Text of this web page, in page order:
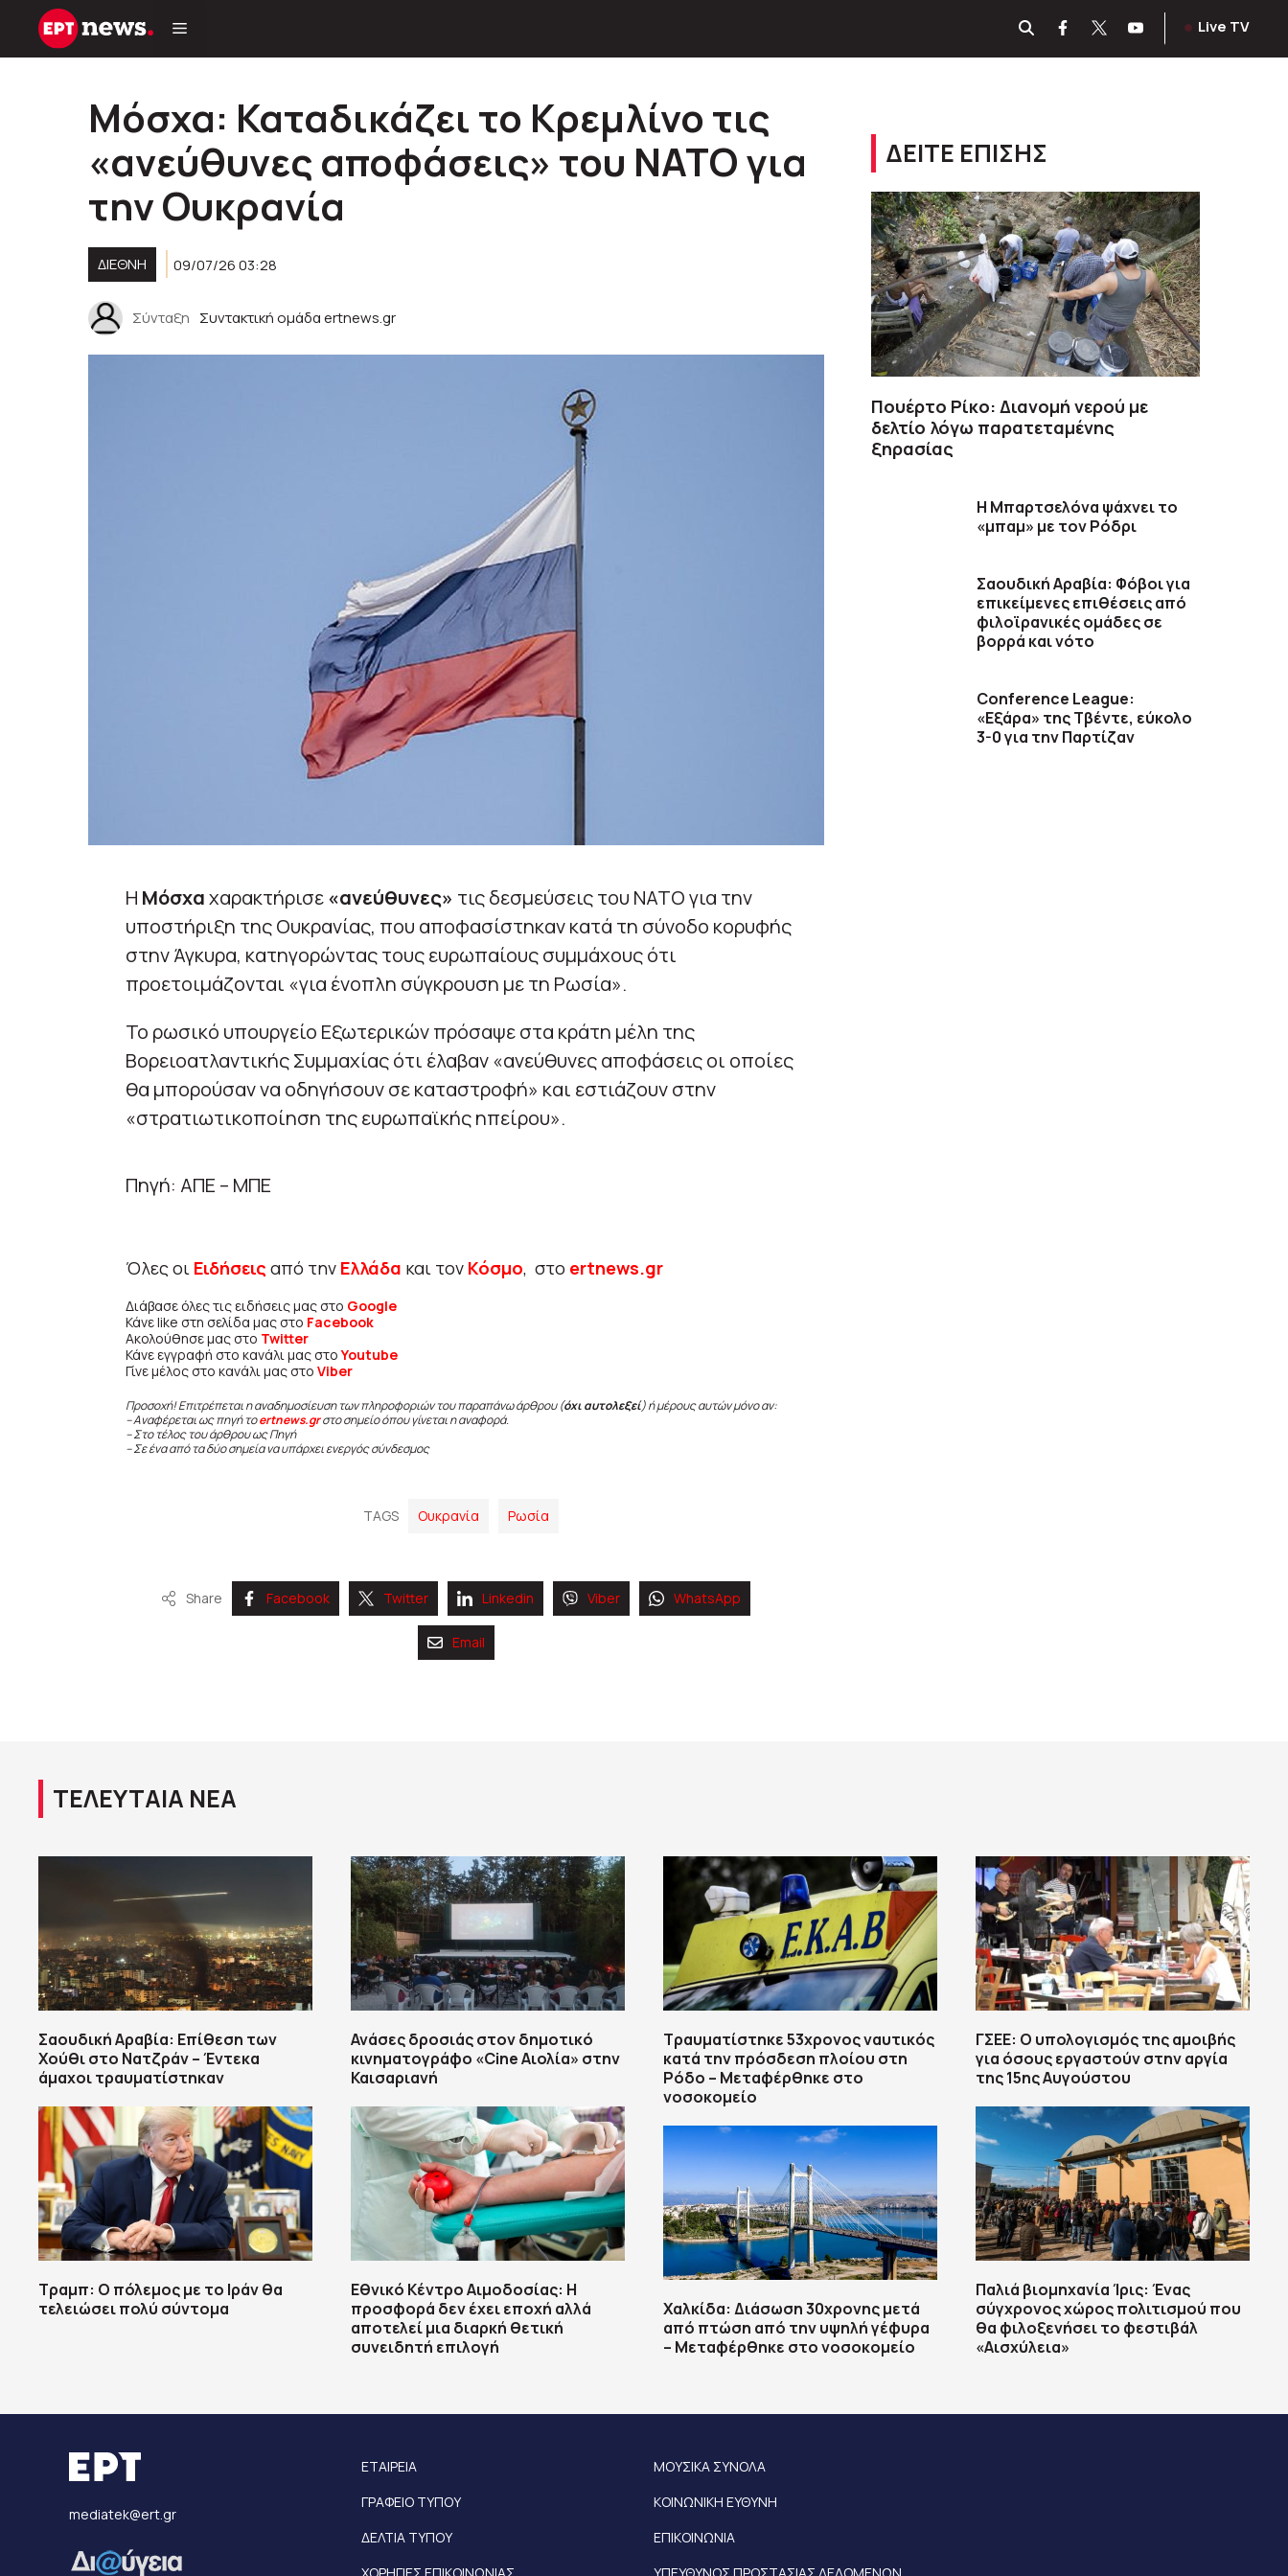
Μετάβαση
Live TV
Μόσχα: Καταδικάζει το Κρεμλίνο τις
«ανεύθυνες αποφάσεις» του ΝΑΤΟ για
την Ουκρανία
ΔΙΕΘΝΉ 09/07/26 03:28
Σύνταξη Συντακτική ομάδα ertnews.gr
Η Μόσχαχαρακτήρισε«ανεύθυνες» τις δεσμεύσεις του ΝΑΤΟ για την
υποστήριξη της Ουκρανίας, που αποφασίστηκαν κατά τη σύνοδο κορυφής
στην Άγκυρα, κατηγορώντας τους ευρωπαίους συμμάχους ότι
προετοιμάζονται «για ένοπλη σύγκρουση με τη Ρωσία».
Το ρωσικό υπουργείο Εξωτερικών πρόσαψε στα κράτη μέλη της
Βορειοατλαντικής Συμμαχίας ότι έλαβαν «ανεύθυνες αποφάσεις οι οποίες
θα μπορούσαν να οδηγήσουν σε καταστροφή» και εστιάζουν στην
«στρατιωτικοποίηση της ευρωπαϊκής ηπείρου».
Πηγή: ΑΠΕ – ΜΠΕ
Όλες οι Ειδήσεις από την Ελλάδα και τον Κόσμο, στο ertnews.gr
Διάβασε όλες τις ειδήσεις μας στο Google
Κάνε like στη σελίδα μας στο Facebook
Ακολούθησε μας στο Twitter
Κάνε εγγραφή στο κανάλι μας στοYoutube
Γίνε μέλος στο κανάλι μας στο Viber
Προσοχή! Επιτρέπεται η αναδημοσίευση των πληροφοριών του παραπάνω άρθρου (όχι αυτολεξεί) ή μέρους αυτών μόνο αν:
– Αναφέρεται ως πηγή τοertnews.gr στο σημείο όπου γίνεται η αναφορά.
– Στο τέλος του άρθρου ως Πηγή
– Σε ένα από τα δύο σημεία να υπάρχει ενεργός σύνδεσμος
TAGS Ουκρανία Ρωσία
Share Facebook Twitter Linkedin Viber WhatsApp
Email
ΔΕΙΤΕ ΕΠΙΣΗΣ
Πουέρτο Ρίκο: Διανομή νερού με
δελτίο λόγω παρατεταμένης
ξηρασίας
Η Μπαρτσελόνα ψάχνει το
«μπαμ» με τον Ρόδρι
Σαουδική Αραβία: Φόβοι για
επικείμενες επιθέσεις από
φιλοϊρανικές ομάδες σε
βορρά και νότο
Conference League:
«Εξάρα» της Τβέντε, εύκολο
3-0 για την Παρτίζαν
ΤΕΛΕΥΤΑΙΑ ΝΕΑ
Σαουδική Αραβία: Επίθεση των
Χούθι στο Νατζράν – Έντεκα
άμαχοι τραυματίστηκαν
Τραμπ: Ο πόλεμος με το Ιράν θα
τελειώσει πολύ σύντομα
Ανάσες δροσιάς στον δημοτικό
κινηματογράφο «Cine Αιολία» στην
Καισαριανή
Εθνικό Κέντρο Αιμοδοσίας: H
προσφορά δεν έχει εποχή αλλά
αποτελεί μια διαρκή θετική
συνειδητή επιλογή
Τραυματίστηκε 53χρονος ναυτικός
κατά την πρόσδεση πλοίου στη
Ρόδο – Μεταφέρθηκε στο
νοσοκομείο
Χαλκίδα: Διάσωση 30χρονης μετά
από πτώση από την υψηλή γέφυρα
– Μεταφέρθηκε στο νοσοκομείο
ΓΣΕΕ: Ο υπολογισμός της αμοιβής
για όσους εργαστούν στην αργία
της 15ης Αυγούστου
Παλιά βιομηχανία Ίρις: Ένας
σύγχρονος χώρος πολιτισμού που
θα φιλοξενήσει το φεστιβάλ
«Αισχύλεια»
mediatek@ert.gr
ΕΤΑΙΡΕΙΑ
ΓΡΑΦΕΙΟ ΤΥΠΟΥ
ΔΕΛΤΙΑ ΤΥΠΟΥ
ΜΟΥΣΙΚΑ ΣΥΝΟΛΑ
ΚΟΙΝΩΝΙΚΗ ΕΥΘΥΝΗ
ΕΠΙΚΟΙΝΩΝΙΑ